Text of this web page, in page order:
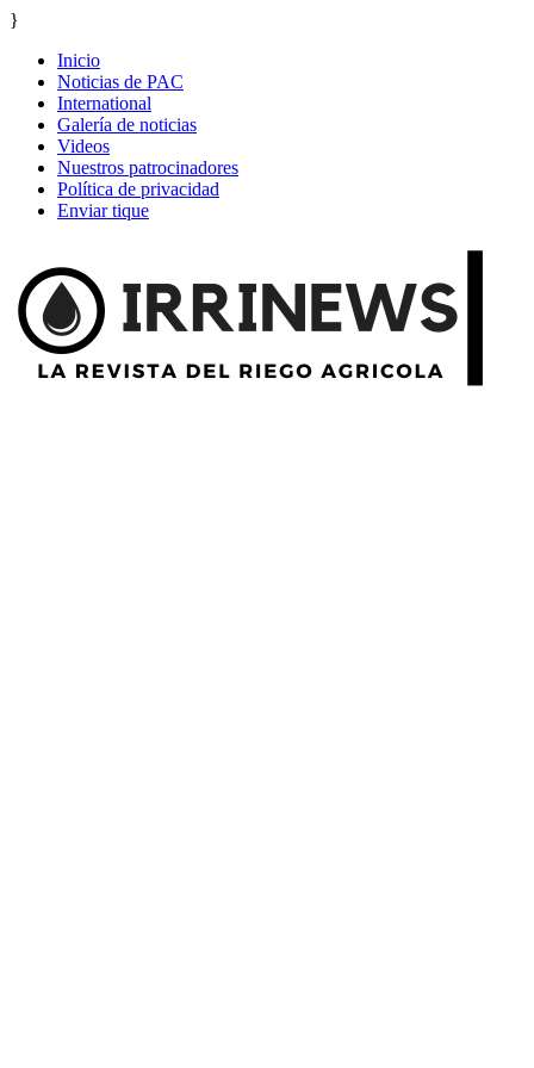
}
Inicio
Noticias de PAC
International
Galería de noticias
Videos
Nuestros patrocinadores
Política de privacidad
Enviar tique